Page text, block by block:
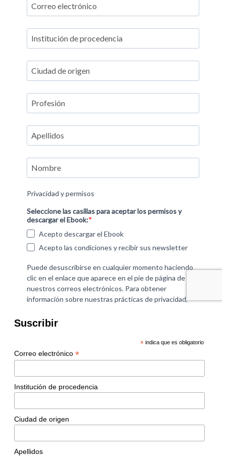
Suscribir
* indica que es obligatorio
Correo electrónico *
Institución de procedencia
Ciudad de origen
Apellidos